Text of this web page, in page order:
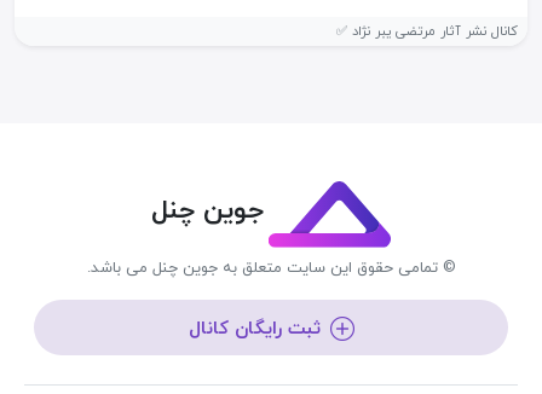
کانال نشر آثار مرتضی یبر نژاد ✅️
جوین چنل
© تمامی حقوق این سایت متعلق به جوین چنل می باشد.
ثبت رایگان کانال